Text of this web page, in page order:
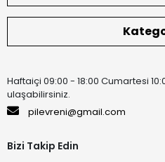
Haftaiçi 09:00 - 18:00 Cumartesi
ulaşabilirsiniz.
pilevreni@gmail.com
Bizi Takip Edin